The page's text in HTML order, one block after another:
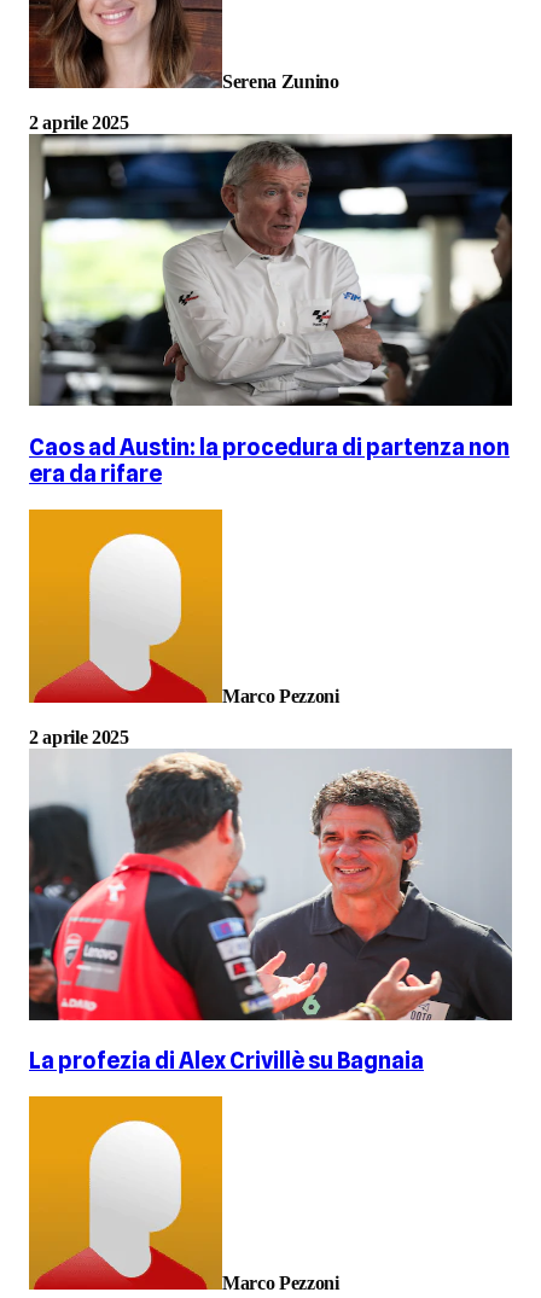
Serena Zunino
2 aprile 2025
Caos ad Austin: la procedura di partenza non
era da rifare
Marco Pezzoni
2 aprile 2025
La profezia di Alex Crivillè su Bagnaia
Marco Pezzoni